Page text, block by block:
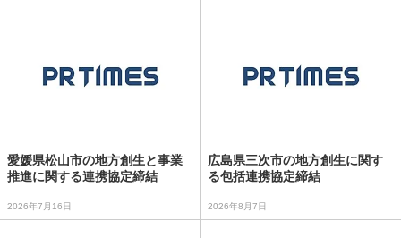
愛媛県松山市の地方創生と事業
推進に関する連携協定締結
2026年7月16日
広島県三次市の地方創生に関す
る包括連携協定締結
2026年8月7日